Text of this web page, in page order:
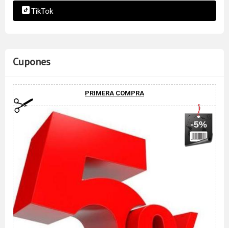
TikTok
Cupones
PRIMERA COMPRA
-5%